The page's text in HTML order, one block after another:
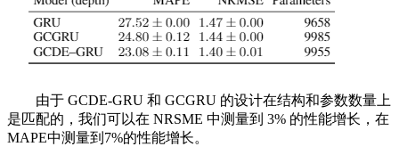
由于 GCDE-GRU 和 GCGRU 的设计在结构和参数数量上
是匹配的，我们可以在 NRSME 中测量到 3% 的性能增长，在
MAPE中测量到7%的性能增长。